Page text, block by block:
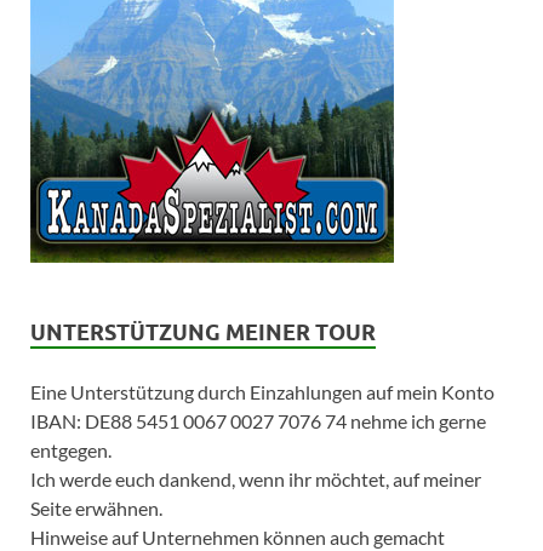
UNTERSTÜTZUNG MEINER TOUR
Eine Unterstützung durch Einzahlungen auf mein Konto
IBAN: DE88 5451 0067 0027 7076 74 nehme ich gerne
entgegen.
Ich werde euch dankend, wenn ihr möchtet, auf meiner
Seite erwähnen.
Hinweise auf Unternehmen können auch gemacht